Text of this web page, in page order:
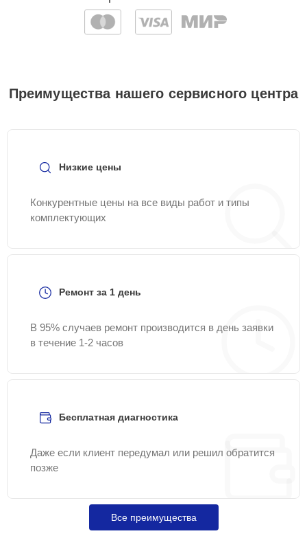
Преимущества нашего сервисного центра
Низкие цены
Конкурентные цены на все виды работ и типы
комплектующих
Ремонт за 1 день
В 95% случаев ремонт производится в день заявки
в течение 1-2 часов
Бесплатная диагностика
Даже если клиент передумал или решил обратится
позже
Все преимущества